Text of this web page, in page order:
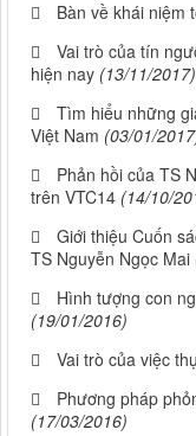
Bàn về khái niệm
Vai trò của tín
hiện nay (13/11/2017)
Tìm hiểu những
Việt Nam (03/01/
Phản hồi của TS
trên VTC14 (14/10/
Giới thiệu Cuốn
TS Nguyễn Ngọc Mai
Hình tượng con
(19/01/2016)
Vai trò của việc
Phương pháp
(17/03/2016)